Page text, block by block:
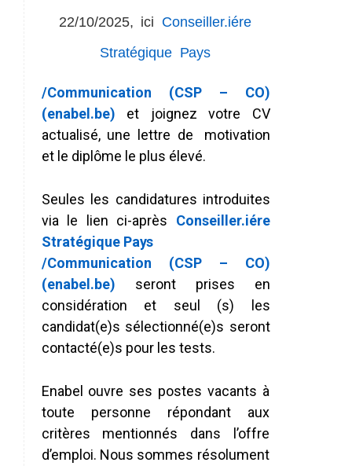
22/10/2025, ici Conseiller.iére
Stratégique Pays
/Communication (CSP – CO)
(enabel.be)
et joignez votre CV
actualisé, une lettre de
motivation
et le diplôme le plus élevé.
Seules les candidatures introduites
via le lien ci-après
Conseiller.iére
Stratégique Pays
/Communication (CSP – CO)
(enabel.be)
seront prises en
considération et seul (s) les
candidat(e)s sélectionné(e)s seront
contacté(e)s pour les tests.
Enabel ouvre ses postes vacants à
toute personne répondant aux
critères mentionnés dans l’offre
d’emploi. Nous sommes résolument